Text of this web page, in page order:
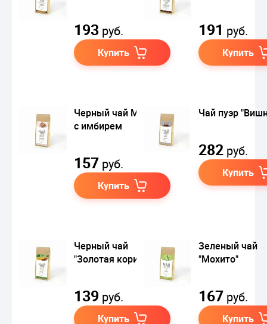
193 руб.
Купить
191 руб.
Купить
Черный чай Масала
с имбирем
157 руб.
Купить
Чай пуэр
282 руб.
Купить
Черный чай
"Золотая корица"
139 руб.
Купить
Зеленый чай
"Мохито"
167 руб.
Купить